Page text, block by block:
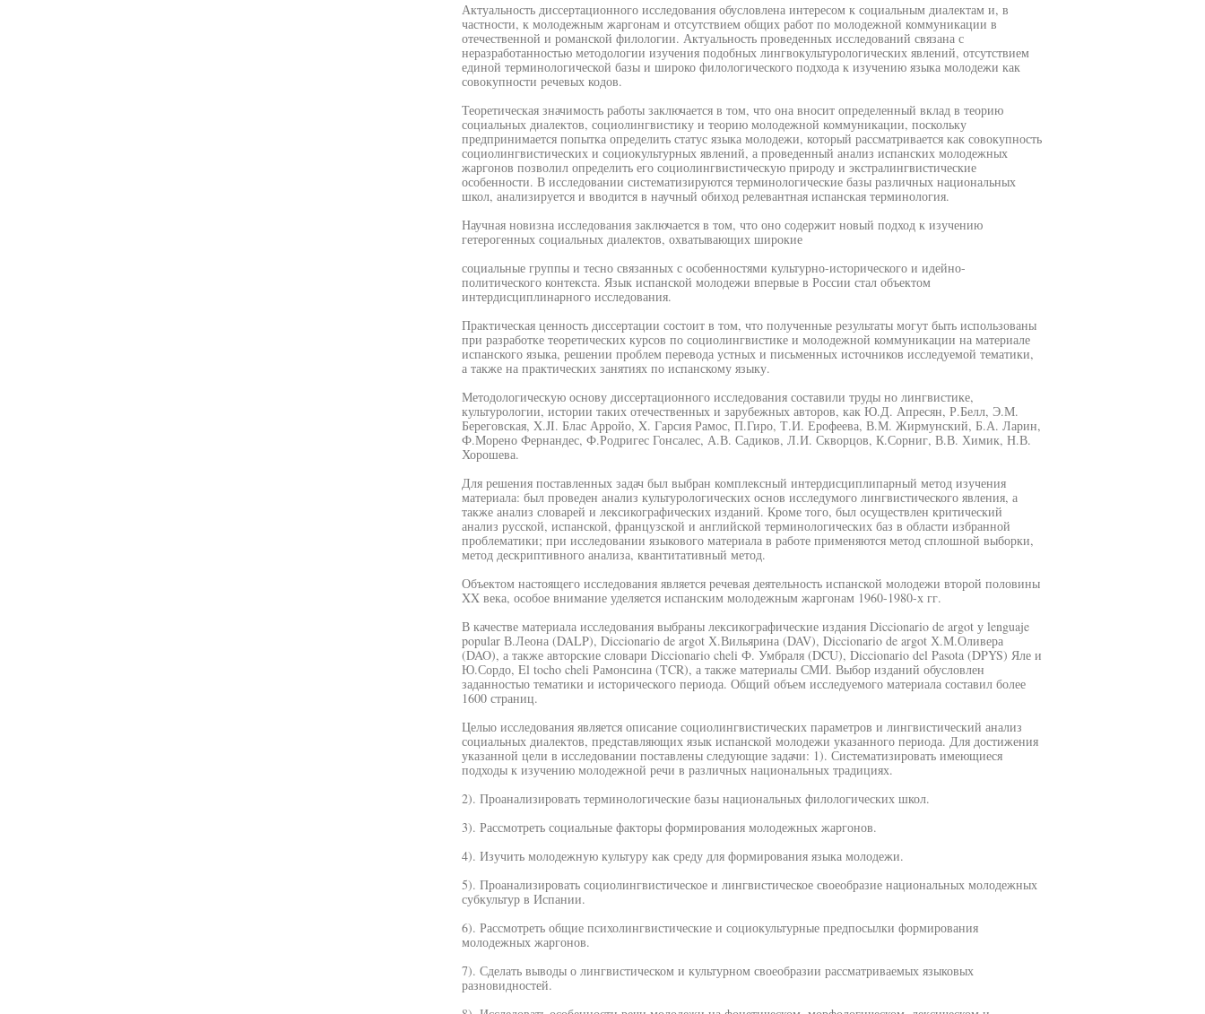
Актуальность диссертационного исследования обусловлена интересом к социальным диалектам и, в
частности, к молодежным жаргонам и отсутствием общих работ по молодежной коммуникации в
отечественной и романской филологии. Актуальность проведенных исследований связана с
неразработанностью методологии изучения подобных лингвокультурологических явлений, отсутствием
единой терминологической базы и широко филологического подхода к изучению языка молодежи как
совокупности речевых кодов.
Теоретическая значимость работы заключается в том, что она вносит определенный вклад в теорию
социальных диалектов, социолингвистику и теорию молодежной коммуникации, поскольку
предпринимается попытка определить статус языка молодежи, который рассматривается как совокупность
социолингвистических и социокультурных явлений, а проведенный анализ испанских молодежных
жаргонов позволил определить его социолингвистическую природу и экстралингвистические
особенности. В исследовании систематизируются терминологические базы различных национальных
школ, анализируется и вводится в научный обиход релевантная испанская терминология.
Научная новизна исследования заключается в том, что оно содержит новый подход к изучению
гетерогенных социальных диалектов, охватывающих широкие
социальные группы и тесно связанных с особенностями культурно-исторического и идейно-
политического контекста. Язык испанской молодежи впервые в России стал объектом
интердисциплинарного исследования.
Практическая ценность диссертации состоит в том, что полученные результаты могут быть использованы
при разработке теоретических курсов по социолингвистике и молодежной коммуникации на материале
испанского языка, решении проблем перевода устных и письменных источников исследуемой тематики,
а также на практических занятиях по испанскому языку.
Методологическую основу диссертационного исследования составили труды но лингвистике,
культурологии, истории таких отечественных и зарубежных авторов, как Ю.Д. Апресян, Р.Белл, Э.М.
Береговская, X.JI. Блас Арройо, X. Гарсия Рамос, П.Гиро, Т.И. Ерофеева, В.М. Жирмунский, Б.А. Ларин,
Ф.Морено Фернандес, Ф.Родригес Гонсалес, А.В. Садиков, Л.И. Скворцов, К.Сорниг, В.В. Химик, Н.В.
Хорошева.
Для решения поставленных задач был выбран комплексный интердисциплипарный метод изучения
материала: был проведен анализ культурологических основ исследумого лингвистического явления, а
также анализ словарей и лексикографических изданий. Кроме того, был осуществлен критический
анализ русской, испанской, французской и английской терминологических баз в области избранной
проблематики; при исследовании языкового материала в работе применяются метод сплошной выборки,
метод дескриптивного анализа, квантитативный метод.
Объектом настоящего исследования является речевая деятельность испанской молодежи второй половины
XX века, особое внимание уделяется испанским молодежным жаргонам 1960-1980-х гг.
В качестве материала исследования выбраны лексикографические издания Diccionario de argot у lenguaje
popular В.Леона (DALP), Diccionario de argot Х.Вильярина (DAV), Diccionario de argot Х.М.Оливера
(DAO), а также авторские словари Diccionario cheli Ф. Умбраля (DCU), Diccionario del Pasota (DPYS) Яле и
Ю.Сордо, El tocho cheli Рамонсина (TCR), а также материалы СМИ. Выбор изданий обусловлен
заданностыо тематики и исторического периода. Общий объем исследуемого материала составил более
1600 страниц.
Целыо исследования является описание социолингвистических параметров и лингвистический анализ
социальных диалектов, представляющих язык испанской молодежи указанного периода. Для достижения
указанной цели в исследовании поставлены следующие задачи: 1). Систематизировать имеющиеся
подходы к изучению молодежной речи в различных национальных традициях.
2). Проанализировать терминологические базы национальных филологических школ.
3). Рассмотреть социальные факторы формирования молодежных жаргонов.
4). Изучить молодежную культуру как среду для формирования языка молодежи.
5). Проанализировать социолингвистическое и лингвистическое своеобразие национальных молодежных
субкультур в Испании.
6). Рассмотреть общие психолингвистические и социокультурные предпосылки формирования
молодежных жаргонов.
7). Сделать выводы о лингвистическом и культурном своеобразии рассматриваемых языковых
разновидностей.